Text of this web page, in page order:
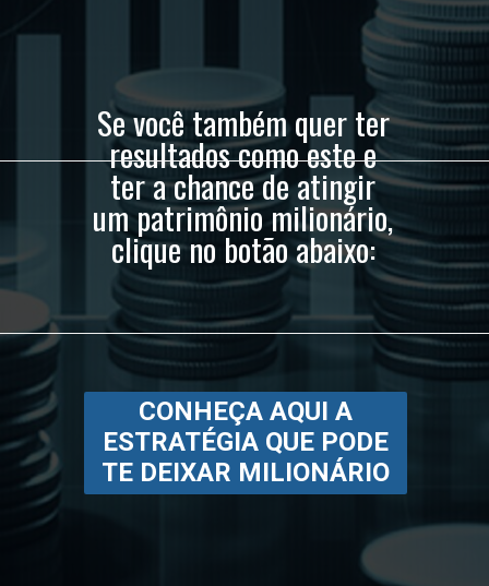
Se você também quer ter
resultados como este e
ter a chance de atingir
um patrimônio milionário,
clique no botão abaixo:
CONHEÇA AQUI A
ESTRATÉGIA QUE PODE
TE DEIXAR MILIONÁRIO